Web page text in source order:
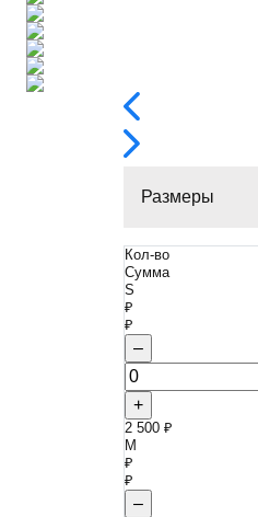
Размеры
Кол-во
Сумма
S
₽
₽
–
+
2 500 ₽
M
₽
₽
–